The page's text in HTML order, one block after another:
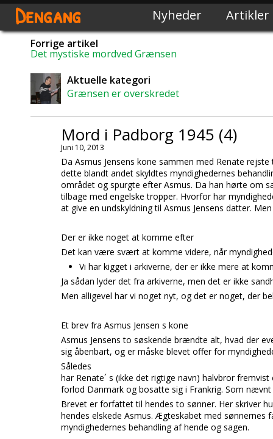
Dengang Nyheder Artikler
Forrige artikel
Det mystiske mordved Grænsen
Aktuelle kategori
Grænsen er overskredet
Mord i Padborg 1945 (4)
Juni 10, 2013
Da Asmus Jensens kone sammen med Renate
dette blandt andet skyldtes myndighedernes
området og spurgte efter Asmus. Da han hørte om
tilbage med engelske tropper. Hvorfor har
at give en undskyldning til Asmus Jensens datter.
Der er ikke noget at komme efter
Det kan være svært at komme videre, når
Vi har kigget i arkiverne, der er ikke mere at
Ja sådan lyder det fra arkiverne, men det er ikke
Men alligevel har vi noget nyt, og det er noget, der
Et brev fra Asmus Jensen s kone
Asmus Jensens to søskende brændte alt, hvad der
sig åbenbart, og er måske blevet offer for
Således
har Renate´ s (ikke det rigtige navn) halvbror
forlod Danmark og bosatte sig i Frankrig. Som
Brevet er forfattet til hendes to sønner. Her skriver
hendes elskede Asmus. Ægteskabet med sønnernes
myndighedernes behandling af hende og sagen.